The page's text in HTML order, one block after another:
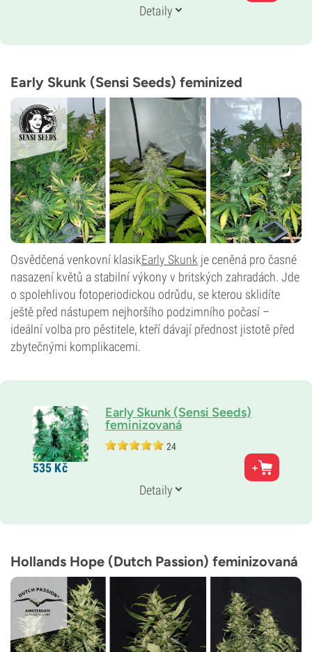
50 % Sativa
8–9 týdnů
13 %
CBD
Typ kvetení
Fotoperioda
Detaily
Early Skunk (Sensi Seeds) feminized
Osvědčená venkovní klasikEarly Skunk je ceněná pro časné
nasazení květů a stabilní výkony v britských zahradách. Jde
o spolehlivou fotoperiodickou odrůdu, se kterou sklidíte
ještě před nástupem nejhoršího podzimního počasí –
ideální volba pro pěstitele, kteří dávají přednost jistotě před
zbytečnými komplikacemi.
Early Skunk (Sensi Seeds)
feminizovaná
24
Rodiče
Skunk 1 + Early Pearl
35 % Sativa
9–10 týdnů
Střední
CBD
Neznámé
Typ kvetení
Fotoperioda
535 Kč
Detaily
Hollands Hope (Dutch Passion) feminizovaná